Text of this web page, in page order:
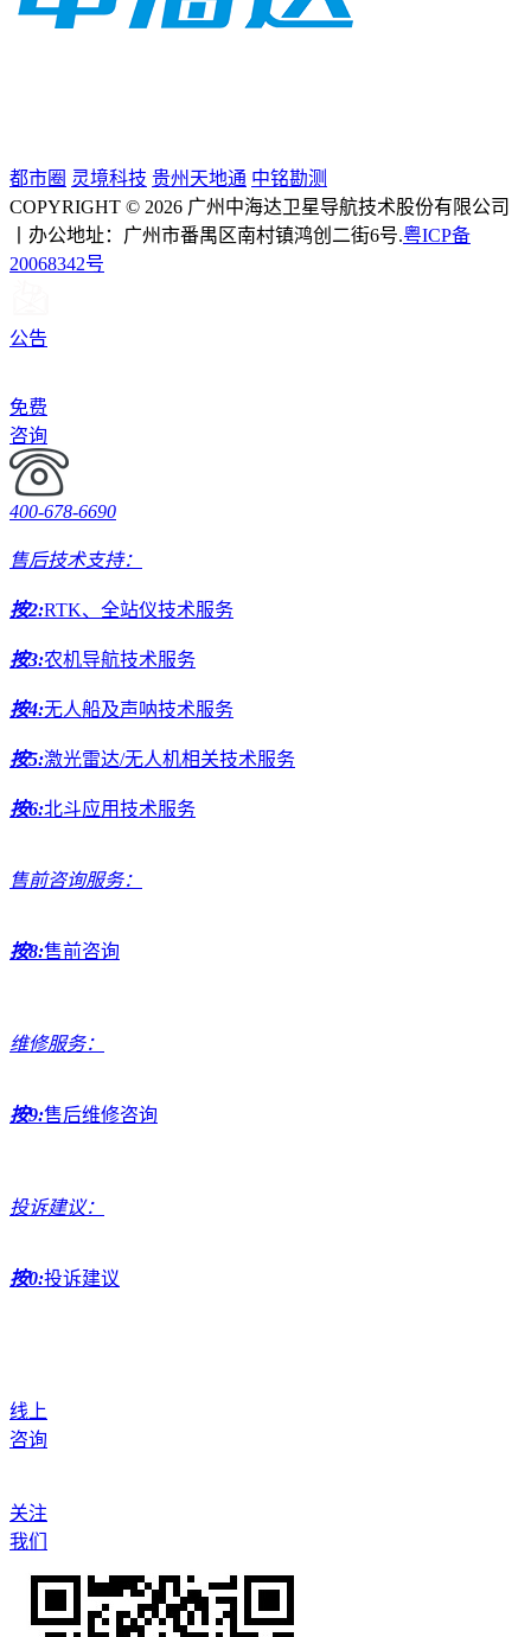
都市圈 灵境科技 贵州天地通 中铭勘测
COPYRIGHT © 2026 广州中海达卫星导航技术股份有限公司
丨办公地址：广州市番禺区南村镇鸿创二街6号.粤ICP备
20068342号
公告
免费
咨询
400-678-6690
售后技术支持：
按2:RTK、全站仪技术服务
按3:农机导航技术服务
按4:无人船及声呐技术服务
按5:激光雷达/无人机相关技术服务
按6:北斗应用技术服务
售前咨询服务：
按8:售前咨询
维修服务：
按9:售后维修咨询
投诉建议：
按0:投诉建议
线上
咨询
关注
我们